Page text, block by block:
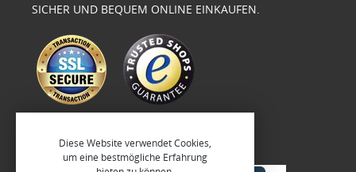
SICHER UND BEQUEM ONLINE EINKAUFEN.
Diese Website verwendet Cookies,
um eine bestmögliche Erfahrung